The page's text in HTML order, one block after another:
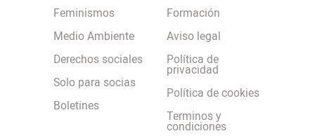
Feminismos
Medio Ambiente
Derechos sociales
Solo para socias
Boletines
Formación
Aviso legal
Política de
privacidad
Política de cookies
Terminos y
condiciones